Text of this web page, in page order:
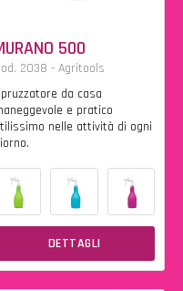
500
2038 - Agritools
da casa
e pratico
nelle attività di ogni
DETTAGLI